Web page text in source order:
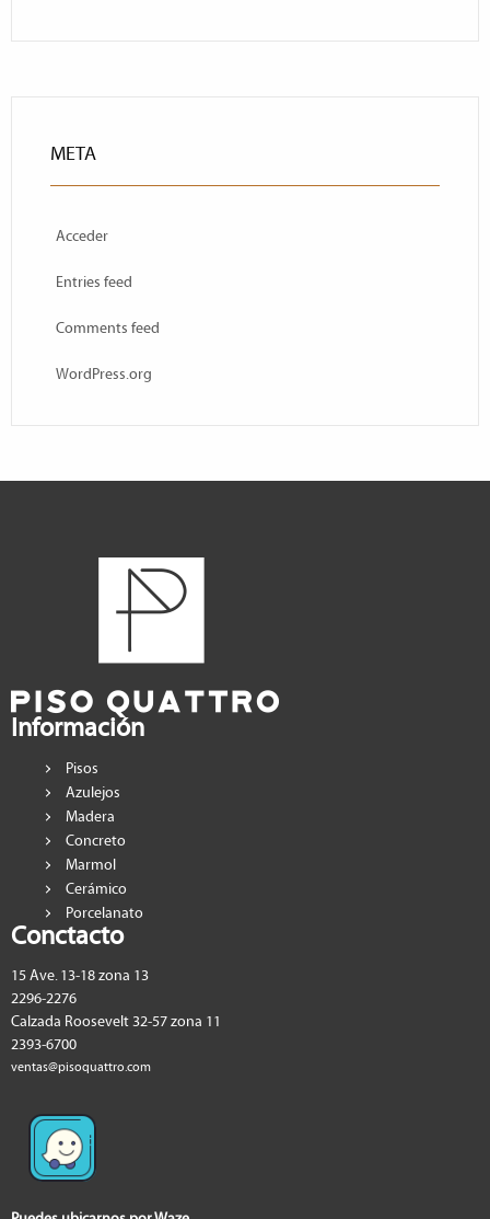
META
Acceder
Entries feed
Comments feed
WordPress.org
Información
Pisos
Azulejos
Madera
Concreto
Marmol
Cerámico
Porcelanato
Conctacto
15 Ave. 13-18 zona 13
2296-2276
Calzada Roosevelt 32-57 zona 11
2393-6700
ventas@pisoquattro.com